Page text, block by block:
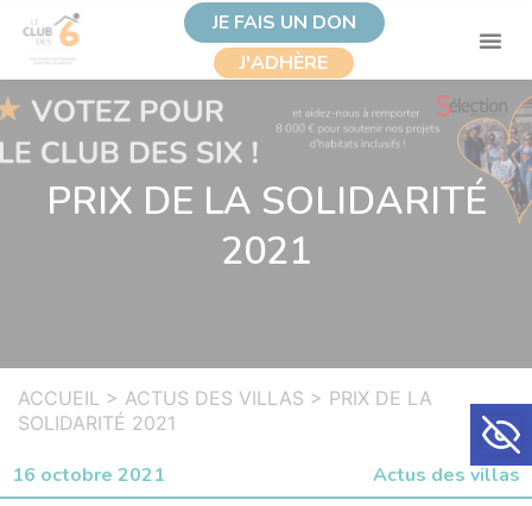
Ouvrir
JE FAIS UN DON
J'ADHÈRE
PRIX DE LA SOLIDARITÉ
2021
ACCUEIL > ACTUS DES VILLAS > PRIX DE LA
SOLIDARITÉ 2021
16 octobre 2021 Actus des villas